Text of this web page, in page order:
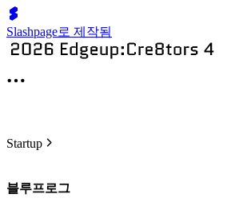
Slashpage로 제작됨
Startup
블루프로그